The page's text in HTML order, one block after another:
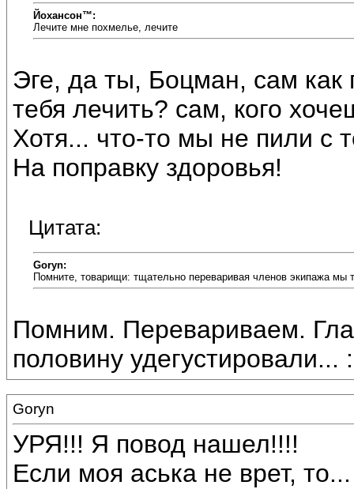
Йохансон™:
Лечите мне похмелье, лечите
Эге, да ты, Боцман, сам как
тебя лечить? сам, кого
Хотя... что-то мы не пили с
На поправку здоровья!
Цитата:
Goryn:
Помните, товарищи: тщательно переваривая членов экипажа
Помним. Перевариваем.
половину удегустировали...
Goryn
УРЯ!!! Я повод нашел!!!!
Если моя аська не врет, то...